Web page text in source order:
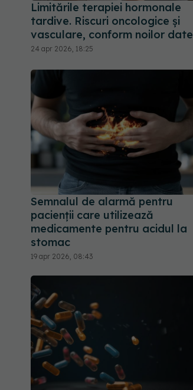
Limitările terapiei hormonale
tardive. Riscuri oncologice și
vasculare, conform noilor date
24 apr 2026, 18:25
Semnalul de alarmă pentru
pacienții care utilizează
medicamente pentru acidul la
stomac
19 apr 2026, 08:43